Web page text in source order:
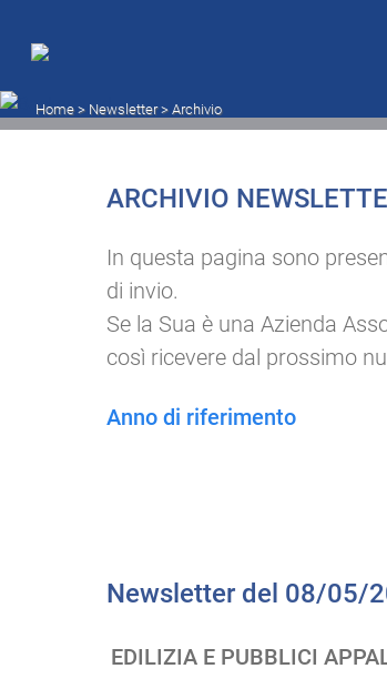
Home > Newsletter > Archivio
ARCHIVIO
In questa pagina sono
di invio.
Se la Sua è una Azienda
così ricevere dal prossimo
Anno di riferimento
Newsletter del 08/05/
EDILIZIA E PUBBLICI